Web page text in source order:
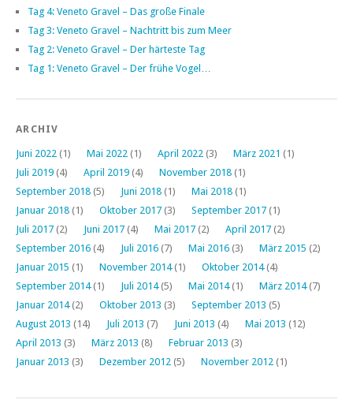
Tag 4: Veneto Gravel – Das große Finale
Tag 3: Veneto Gravel – Nachtritt bis zum Meer
Tag 2: Veneto Gravel – Der härteste Tag
Tag 1: Veneto Gravel – Der frühe Vogel…
ARCHIV
Juni 2022 (1) Mai 2022 (1) April 2022 (3) März 2021 (1)
Juli 2019 (4) April 2019 (4) November 2018 (1)
September 2018 (5) Juni 2018 (1) Mai 2018 (1)
Januar 2018 (1) Oktober 2017 (3) September 2017 (1)
Juli 2017 (2) Juni 2017 (4) Mai 2017 (2) April 2017 (2)
September 2016 (4) Juli 2016 (7) Mai 2016 (3) März 2015 (2)
Januar 2015 (1) November 2014(1) Oktober 2014(4)
September 2014(1) Juli 2014(5) Mai 2014(1) März 2014(7)
Januar 2014(2) Oktober 2013 (3) September 2013 (5)
August 2013 (14) Juli 2013 (7) Juni 2013 (4) Mai 2013 (12)
April 2013 (3) März 2013 (8) Februar 2013 (3)
Januar 2013 (3) Dezember 2012 (5) November 2012 (1)